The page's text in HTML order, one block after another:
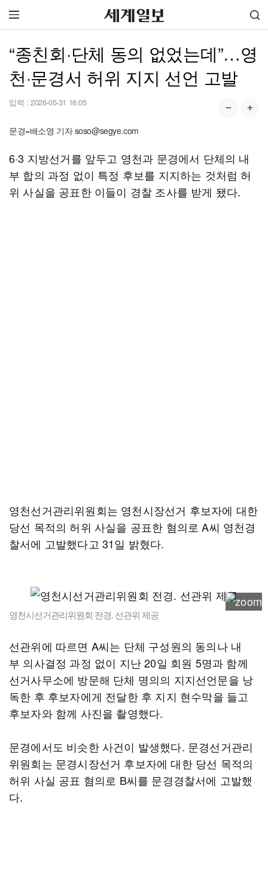
“종친회·단체 동의 없었는데”…영
천·문경서 허위 지지 선언 고발
입력 : 2026-05-31 16:05
문경=배소영 기자 soso@segye.com
6·3 지방선거를 앞두고 영천과 문경에서 단체의 내
부 합의 과정 없이 특정 후보를 지지하는 것처럼 허
위 사실을 공표한 이들이 경찰 조사를 받게 됐다.
영천선거관리위원회는 영천시장선거 후보자에 대한
당선 목적의 허위 사실을 공표한 혐의로 A씨 영천경
찰서에 고발했다고 31일 밝혔다.
영천시선거관리위원회 전경. 선관위 제공
선관위에 따르면 A씨는 단체 구성원의 동의나 내
부 의사결정 과정 없이 지난 20일 회원 5명과 함께
선거사무소에 방문해 단체 명의의 지지선언문을 낭
독한 후 후보자에게 전달한 후 지지 현수막을 들고
후보자와 함께 사진을 촬영했다.
문경에서도 비슷한 사건이 발생했다. 문경선거관리
위원회는 문경시장선거 후보자에 대한 당선 목적의
허위 사실 공표 혐의로 B씨를 문경경찰서에 고발했
다.